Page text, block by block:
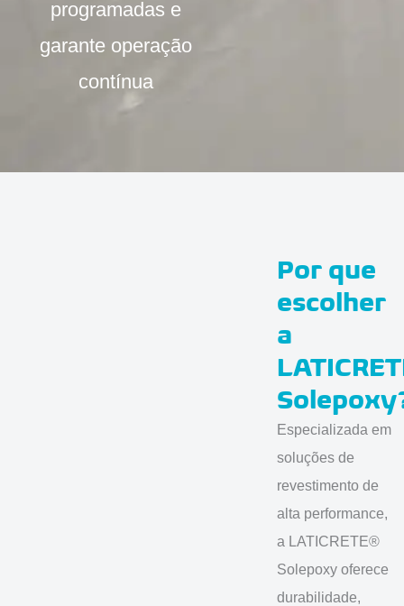
programadas e
garante operação
contínua
Por que
escolher
a
Especializada em
soluções de
revestimento de
alta performance,
a LATICRETE®
Solepoxy oferece
durabilidade,